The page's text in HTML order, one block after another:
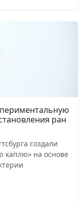
ран
создали
каплю» на основе